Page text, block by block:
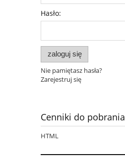
Hasło:
zaloguj się
Nie pamiętasz hasła?
Zarejestruj się
Cenniki do pobrania
HTML